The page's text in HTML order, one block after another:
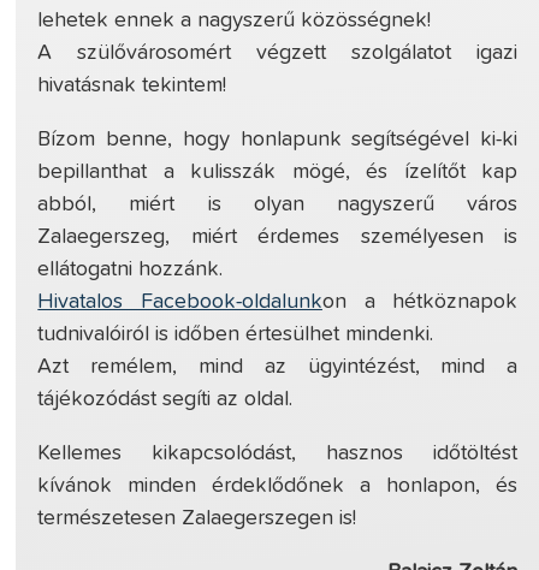
lehetek ennek a nagyszerű közösségnek!
A szülővárosomért végzett szolgálatot igazi
hivatásnak tekintem!
Bízom benne, hogy honlapunk segítségével ki-ki
bepillanthat a kulisszák mögé, és ízelítőt kap
abból, miért is olyan nagyszerű város
Zalaegerszeg, miért érdemes személyesen is
ellátogatni hozzánk.
Hivatalos Facebook-oldalunkon a hétköznapok
tudnivalóiról is időben értesülhet mindenki.
Azt remélem, mind az ügyintézést, mind a
tájékozódást segíti az oldal.
Kellemes kikapcsolódást, hasznos időtöltést
kívánok minden érdeklődőnek a honlapon, és
természetesen Zalaegerszegen is!